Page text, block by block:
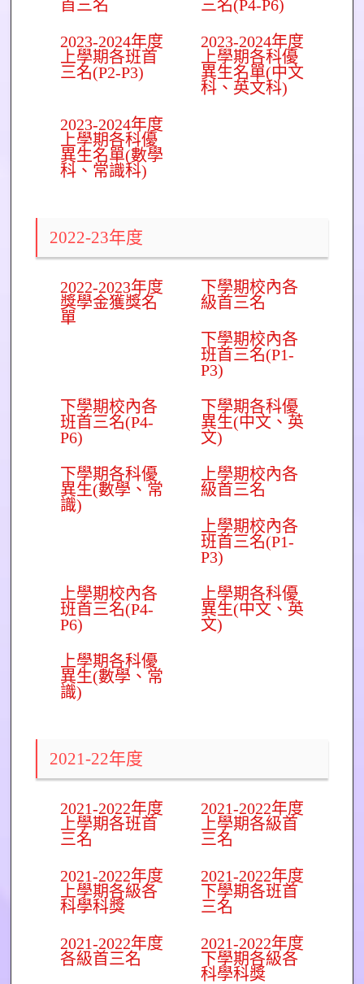
首三名 三名(P4-P6)
2023-2024年度
上學期各班首
三名(P2-P3)
2023-2024年度
上學期各科優
異生名單(中文
科、英文科)
2023-2024年度
上學期各科優
異生名單(數學
科、常識科)
2022-23年度
2022-2023年度
獎學金獲獎名
單
下學期校內各
級首三名
下學期校內各
班首三名(P1-
P3)
下學期校內各
班首三名(P4-
P6)
下學期各科優
異生(中文、英
文)
下學期各科優
異生(數學、常
識)
上學期校內各
級首三名
上學期校內各
班首三名(P1-
P3)
上學期校內各
班首三名(P4-
P6)
上學期各科優
異生(中文、英
文)
上學期各科優
異生(數學、常
識)
2021-22年度
2021-2022年度
上學期各班首
三名
2021-2022年度
上學期各級首
三名
2021-2022年度
上學期各級各
科學科獎
2021-2022年度
下學期各班首
三名
2021-2022年度
各級首三名
2021-2022年度
下學期各級各
科學科獎